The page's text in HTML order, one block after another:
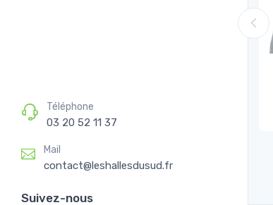
Téléphone
03 20 52 11 37
Mail
contact@leshallesdusud.fr
Suivez-nous